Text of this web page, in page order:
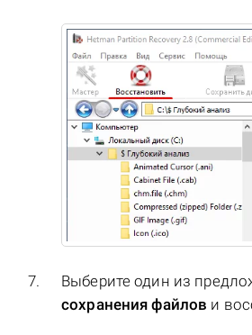
Выберите один из
сохранения файлов и